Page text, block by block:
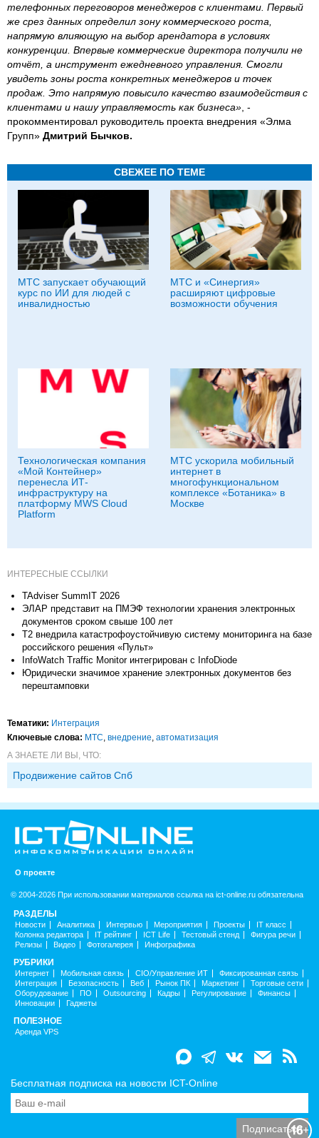
телефонных переговоров менеджеров с клиентами. Первый
же срез данных определил зону коммерческого роста,
напрямую влияющую на выбор арендатора в условиях
конкуренции. Впервые коммерческие директора получили не
отчёт, а инструмент ежедневного управления. Смогли
увидеть зоны роста конкретных менеджеров и точек
продаж. Это напрямую повысило качество взаимодействия с
клиентами и нашу управляемость как бизнеса» , -
прокомментировал руководитель проекта внедрения «Элма
Групп» Дмитрий Бычков.
СВЕЖЕЕ ПО ТЕМЕ
МТС запускает обучающий
курс по ИИ для людей с
инвалидностью
МТС и «Синергия»
расширяют цифровые
возможности обучения
Технологическая компания
«Мой Контейнер»
перенесла ИТ-
инфраструктуру на
платформу MWS Cloud
Platform
МТС ускорила мобильный
интернет в
многофункциональном
комплексе «Ботаника» в
Москве
ИНТЕРЕСНЫЕ ССЫЛКИ
TAdviser SummIT 2026
ЭЛАР представит на ПМЭФ технологии хранения электронных
документов сроком свыше 100 лет
Т2 внедрила катастрофоустойчивую систему мониторинга на базе
российского решения «Пульт»
InfoWatch Traffic Monitor интегрирован с InfoDiode
Юридически значимое хранение электронных документов без
перештамповки
Тематики: Интеграция
Ключевые слова: МТС, внедрение, автоматизация
А ЗНАЕТЕ ЛИ ВЫ, ЧТО:
Продвижение сайтов Спб
О проекте
© 2004-2026 При использовании материалов ссылка на ict-online.ru обязательна
РАЗДЕЛЫ
Новости Аналитика Интервью Мероприятия Проекты
IT класс
Колонка редактора
IT рейтинг ICT Life Тестовый стенд
Фигура речи
Релизы
Видео Фотогалерея Инфографика
РУБРИКИ
Интернет Мобильная связь CIO/Управление ИТ
Фиксированная связь
Интеграция
Безопасность Веб Рынок ПК Маркетинг
Торговые сети
Оборудование
ПО Outsourcing Кадры Регулирование
Финансы
Инновации
Гаджеты
ПОЛЕЗНОЕ
Аренда VPS
Бесплатная подписка на новости ICT-Online